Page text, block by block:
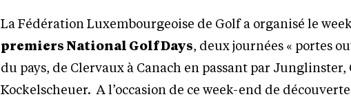
La Fédération Luxembourgeoise de Golf a organisé le
premiers National Golf Days, deux journées « portes
du pays, de Clervaux à Canach en passant par
Kockelscheuer. A l’occasion de ce week-end de